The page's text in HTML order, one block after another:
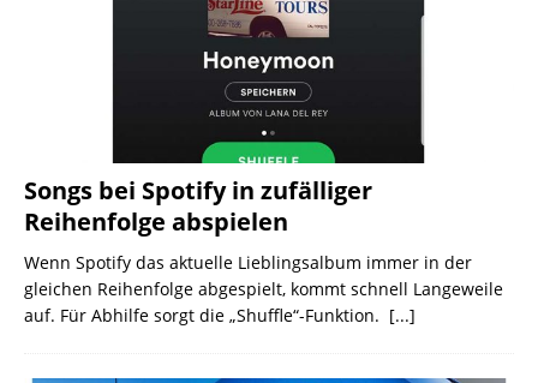
Songs bei Spotify in zufälliger
Reihenfolge abspielen
Wenn Spotify das aktuelle Lieblingsalbum immer in der
gleichen Reihenfolge abgespielt, kommt schnell Langeweile
auf. Für Abhilfe sorgt die „Shuffle“-Funktion. [...]